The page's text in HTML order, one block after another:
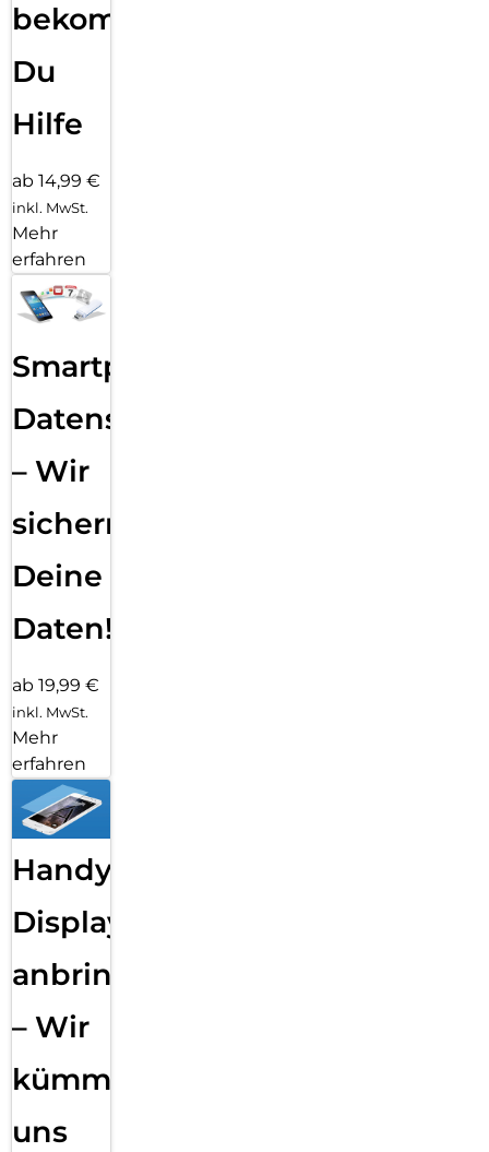
bekommst
Du
Hilfe
ab 14,99 €
inkl. MwSt.
Mehr
erfahren
Smartphone
Datensicherung
– Wir
sichern
Deine
Daten!
ab 19,99 €
inkl. MwSt.
Mehr
erfahren
Handy
Displayfolie
anbringen
– Wir
kümmern
uns